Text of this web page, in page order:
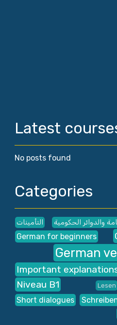
Latest
No posts found
Categories
والدوائر الحكومية التأمينات
German for beginners
German
Important
Lesen
Niveau B1
Short dialogues